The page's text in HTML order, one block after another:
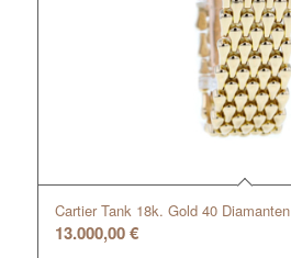
Cartier Tank 18k. Gold 40 Diamanten
13.000,00€